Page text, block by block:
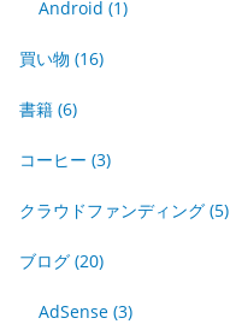
Android (1)
買い物 (16)
書籍 (6)
コーヒー (3)
クラウドファンディング (5)
ブログ (20)
AdSense (3)